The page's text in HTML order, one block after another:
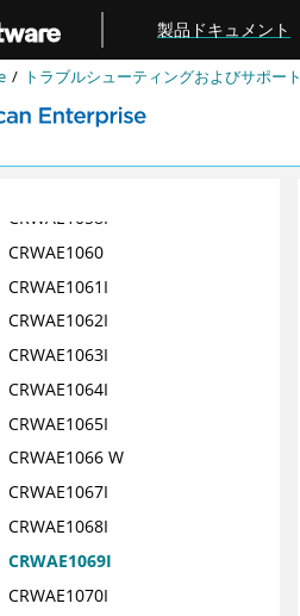
製品ドキュメント
トラブルシューティングおよびサポート
CRWAE1052I
CRWAE1053I
CRWAE1054I
CRWAE1055I
CRWAE1058I
CRWAE1060
CRWAE1061I
CRWAE1062I
CRWAE1063I
CRWAE1064I
CRWAE1065I
CRWAE1066 W
CRWAE1067I
CRWAE1068I
CRWAE1069I
CRWAE1070I